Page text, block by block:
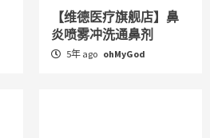
【维德医疗旗舰店】鼻
炎喷雾冲洗通鼻剂
5年 ago ohMyGod